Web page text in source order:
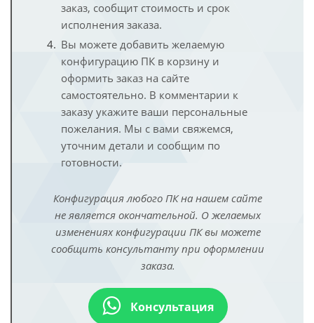
заказ, сообщит стоимость и срок
исполнения заказа.
Вы можете добавить желаемую
конфигурацию ПК в корзину и
оформить заказ на сайте
самостоятельно. В комментарии к
заказу укажите ваши персональные
пожелания. Мы с вами свяжемся,
уточним детали и сообщим по
готовности.
Конфигурация любого ПК на нашем сайте
не является окончательной. О желаемых
изменениях конфигурации ПК вы можете
сообщить консультанту при оформлении
заказа.
Консультация